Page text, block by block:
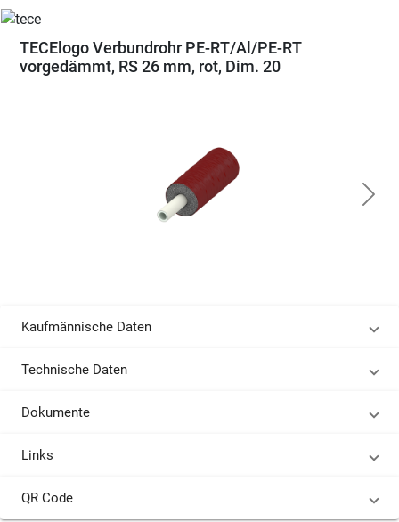
TECElogo Verbundrohr PE-RT/Al/PE-RT
vorgedämmt, RS 26 mm, rot, Dim. 20
Kaufmännische Daten
Technische Daten
Dokumente
Links
QR Code